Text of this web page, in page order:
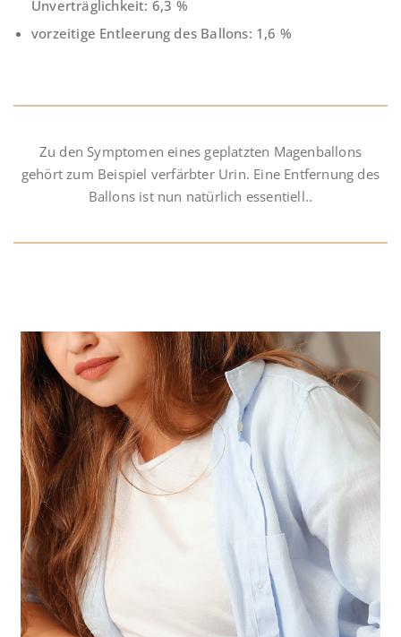
Unverträglichkeit: 6,3 %
vorzeitige Entleerung des Ballons: 1,6 %
Zu den Symptomen eines geplatzten Magenballons
gehört zum Beispiel verfärbter Urin. Eine Entfernung des
Ballons ist nun natürlich essentiell..